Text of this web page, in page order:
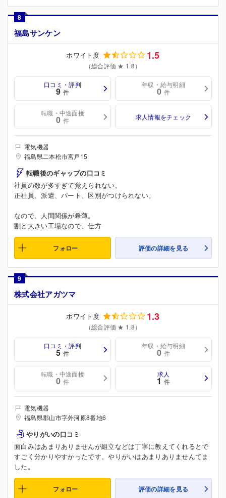
8
福島サンケン
ホワイト度 1.5
（総合評価 ★ 1.8）
口コミ・評判
9 件
年収・給与明細
0 件
転職・中途面接
0 件 求人情報をチェック
電気機器
福島県二本松市宮戸15
転職後のギャップの口コミ
社員の数が多すぎて覚えられない。
正社員、派遣、パート、区別がつけられない。
なので、人間関係が希薄。
割と大きい工場なので、仕方
フォロー 評価の詳細を見る
9
株式会社アガツマ
ホワイト度 1.3
（総合評価 ★ 1.8）
口コミ・評判
5 件
年収・給与明細
0 件
転職・中途面接
0 件
求人
1 件
電気機器
福島県郡山市字外河原8番地6
やりがいの口コミ
面白みはあまりありませんが組立などは丁寧に教えてくれるとで
すごく分かりやすかったです。やりがいはあまりありませんてま
した。
フォロー 評価の詳細を見る